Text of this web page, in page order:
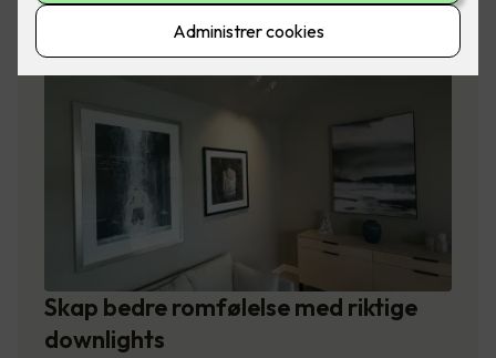
Skap bedre romfølelse med riktige
downlights